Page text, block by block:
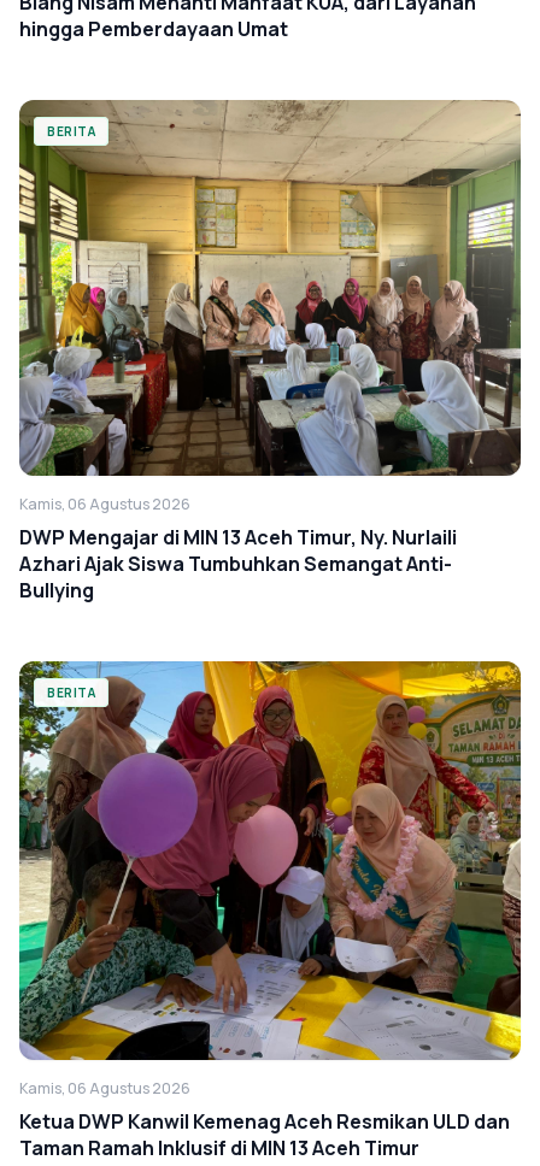
hingga Pemberdayaan Umat
BERITA
Kamis, 06 Agustus 2026
DWP Mengajar di MIN 13 Aceh Timur, Ny. Nurlaili
Azhari Ajak Siswa Tumbuhkan Semangat Anti-
Bullying
BERITA
Kamis, 06 Agustus 2026
Ketua DWP Kanwil Kemenag Aceh Resmikan ULD dan
Taman Ramah Inklusif di MIN 13 Aceh Timur